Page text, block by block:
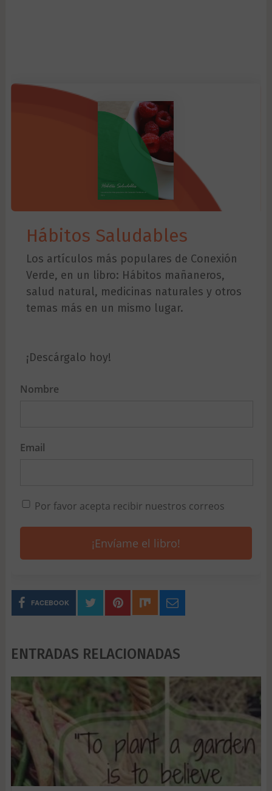
Hábitos Saludables
Los artículos más populares de Conexión
Verde, en un libro: Hábitos mañaneros,
salud natural, medicinas naturales y otros
temas más en un mismo lugar.
¡Descárgalo hoy!
Nombre
Email
Por favor acepta recibir nuestros correos
¡Envíame el libro!
FACEBOOK
ENTRADAS RELACIONADAS